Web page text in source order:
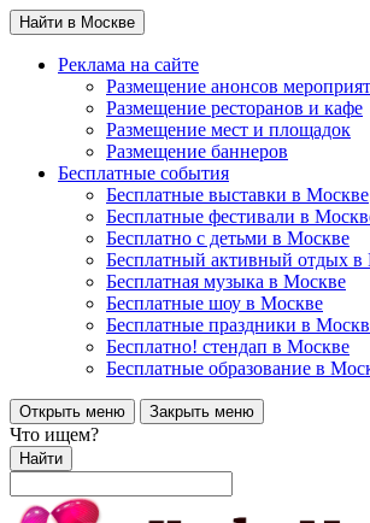
Найти в Москве
Реклама на сайте
Размещение анонсов
Размещение ресторанов и кафе
Размещение мест и площадок
Размещение баннеров
Бесплатные события
Бесплатные выставки в Москве
Бесплатные фестивали в
Бесплатно с детьми в Москве
Бесплатный активный отдых в
Бесплатная музыка в Москве
Бесплатные шоу в Москве
Бесплатные праздники в
Бесплатно! стендап в Москве
Бесплатные образование в
Открыть меню Закрыть меню
Что ищем?
Найти